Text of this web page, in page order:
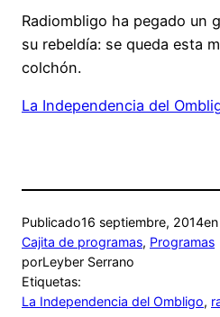
Radiombligo ha pegado un
su rebeldía: se queda esta
colchón.
La Independencia del
Publicado16 septiembre, 2014en
Cajita de programas, Programas
porLeyber Serrano
Etiquetas:
La Independencia del Ombligo,